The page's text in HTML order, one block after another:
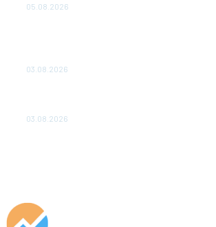
05.08.2026
03.08.2026
03.08.2026